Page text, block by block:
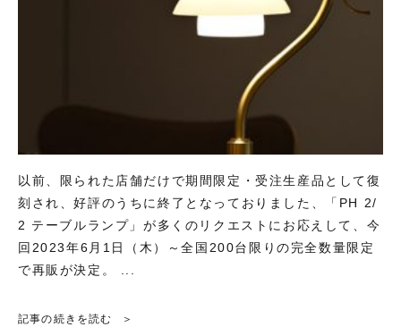
以前、限られた店舗だけで期間限定・受注生産品として復
刻され、好評のうちに終了となっておりました、「PH 2/
2 テーブルランプ」が多くのリクエストにお応えして、今
回2023年6月1日（木）～全国200台限りの完全数量限定
で再販が決定。 ...
記事の続きを読む